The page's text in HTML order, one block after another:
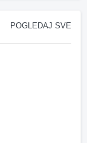
POGLEDAJ SVE